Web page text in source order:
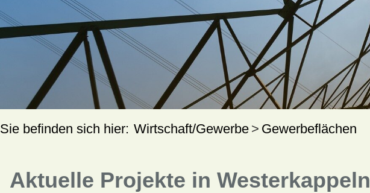
Wirtschaft/Gewerbe Gewerbeflächen
Aktuelle Projekte in Westerkappeln